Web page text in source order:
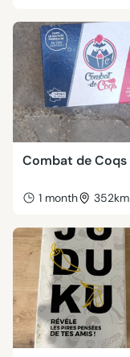
Combat de Coqs
1 month 352km